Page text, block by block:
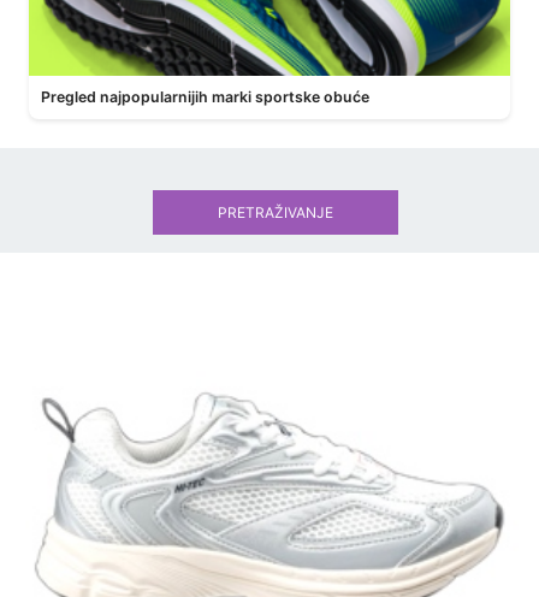
Pregled najpopularnijih marki sportske obuće
PRETRAŽIVANJE